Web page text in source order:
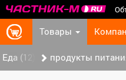
Товары
Еда (12) продукты